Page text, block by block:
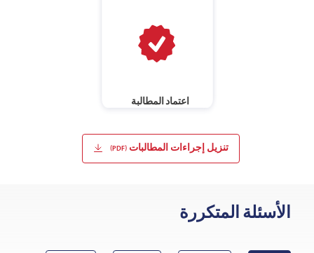
اعتماد المطالبة
تنزيل إجراءات المطالبات (PDF)
الأسئلة المتكررة